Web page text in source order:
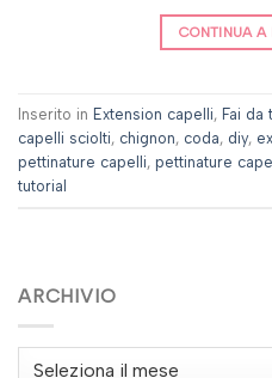
ARCHIVIO
Archivio
CONTINUA A
Inserito in Extension capelli, Fai da
capelli sciolti, chignon, coda, diy,
pettinature capelli, pettinature
tutorial